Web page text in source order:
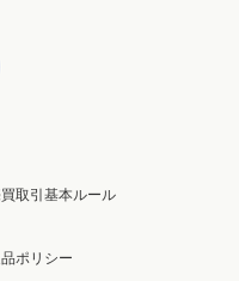
取引基本ルール
ポリシー